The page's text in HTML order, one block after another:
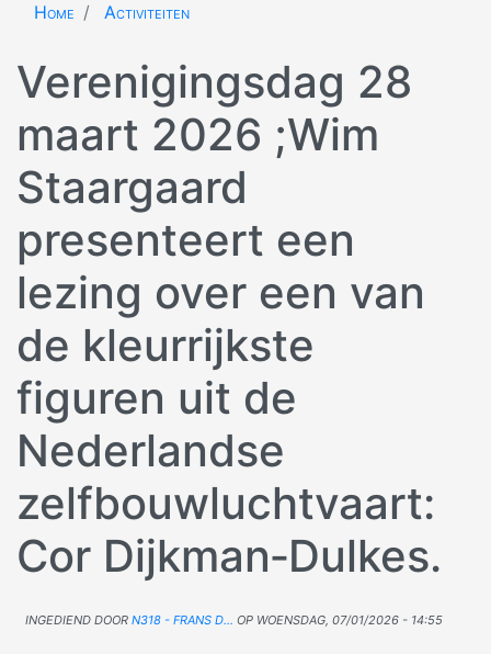
Home Activiteiten
Verenigingsdag 28
maart 2026 ;Wim
Staargaard
presenteert een
lezing over een van
de kleurrijkste
figuren uit de
Nederlandse
zelfbouwluchtvaart:
Cor Dijkman‑Dulkes.
Ingediend doorN318 - Frans D… op woensdag, 07/01/2026 - 14:55